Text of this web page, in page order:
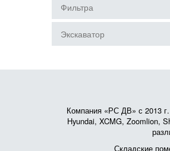
Фильтра
Экскаватор
Компания «РС ДВ» с 2013 г.
Hyundai, XCMG, Zoomlion,
Складские